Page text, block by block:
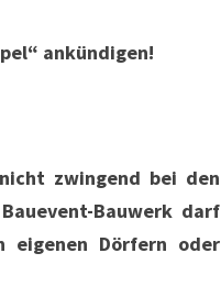
ankündigen!
zwingend bei den
Bauwerk darf
eigenen Dörfern oder